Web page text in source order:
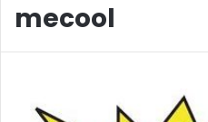
mecool